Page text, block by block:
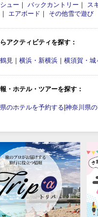
ュー ｜ バックカントリー ｜ ス
｜ エアボード ｜ その他雪で遊び
アクティビティを探す：
見 ｜ 横浜・新横浜 ｜ 横須賀・城
・ホテル・ツアーを探す：
のホテルを予約する 神奈川県